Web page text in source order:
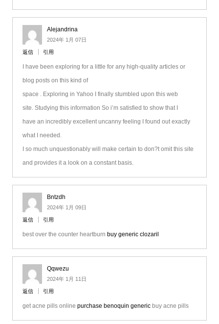
Alejandrina
2024年 1月 07日
返信 引用
I have been exploring for a little for any high-quality articles or
blog posts on this kind of
space . Exploring in Yahoo I finally stumbled upon this web
site. Studying this information So i’m satisfied to show that I
have an incredibly excellent uncanny feeling I found out exactly
what I needed.
I so much unquestionably will make certain to don?t omit this site
and provides it a look on a constant basis.
Bntzdh
2024年 1月 09日
返信 引用
best over the counter heartburn buy generic clozaril
Qqwezu
2024年 1月 11日
返信 引用
get acne pills online purchase benoquin genericbuy acne pills